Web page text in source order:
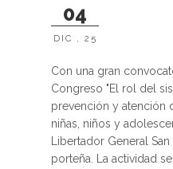
04
DIC , 25
Con una gran
Congreso "El rol del
prevención y atención
niñas, niños y
Libertador General
porteña. La actividad